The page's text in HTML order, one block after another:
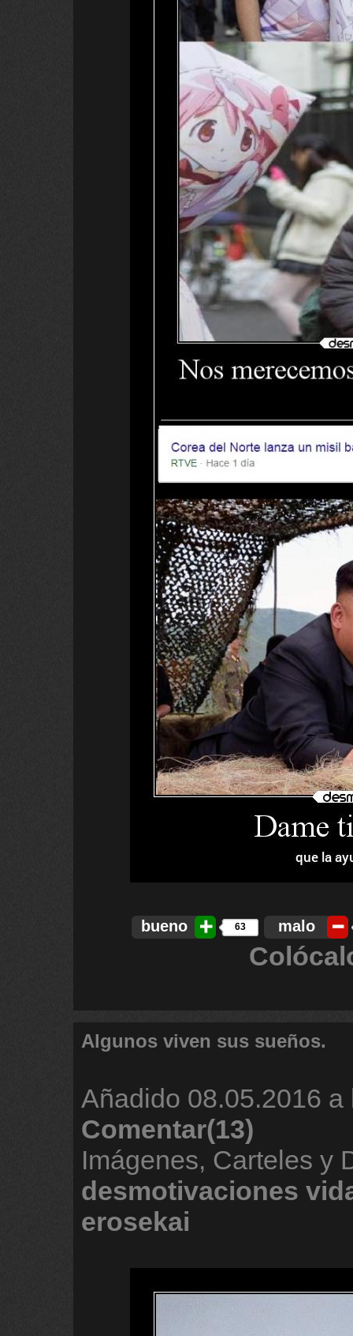
bueno 63 malo
Algunos viven sus sueños.
Añadido 08.05.2016 a
Comentar(13)
Imágenes, Carteles y
desmotivaciones
erosekai